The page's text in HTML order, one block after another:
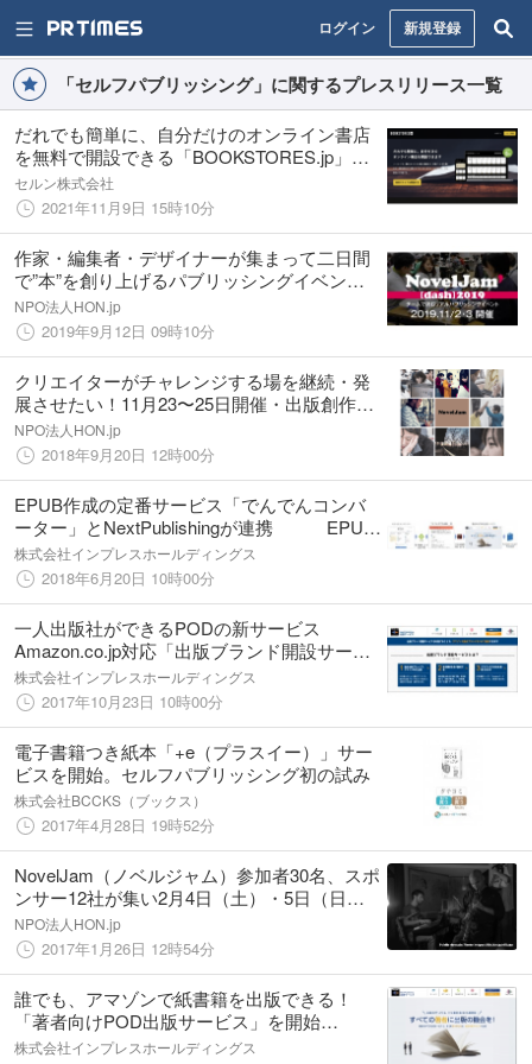
ログイン 新規登録
「セルフパブリッシング」に関するプレスリリース一覧
だれでも簡単に、自分だけのオンライン書店
を無料で開設できる「BOOKSTORES.jp」を
11月9日よりリリース、先行受付開始
セルン株式会社
2021年11月9日 15時10分
作家・編集者・デザイナーが集まって二日間
で”本”を創り上げるパブリッシングイベント
「NovelJam’ [dash] 2019」開催＆クラウドフ
ァンディングスタート！
NPO法人HON.jp
2019年9月12日 09時10分
クリエイターがチャレンジする場を継続・発
展させたい！11月23〜25日開催・出版創作イ
ベント「NovelJam 2018秋」の個人協賛 / 法
人協賛をクラウドファンディングで募集中！
NPO法人HON.jp
2018年9月20日 12時00分
EPUB作成の定番サービス「でんでんコンバ
ーター」とNextPublishingが連携 EPUB
ファイルだけでアマゾンの紙書籍出版ができ
る！「でんでん2POD出版」ベータ公開
株式会社インプレスホールディングス
2018年6月20日 10時00分
一人出版社ができるPODの新サービス
Amazon.co.jp対応「出版ブランド開設サービ
ス」を開始NextPublishingは“未来の出版者”を
支援します
株式会社インプレスホールディングス
2017年10月23日 10時00分
電子書籍つき紙本「+e（プラスイー）」サー
ビスを開始。セルフパブリッシング初の試み
株式会社BCCKS（ブックス）
2017年4月28日 19時52分
NovelJam（ノベルジャム）参加者30名、スポ
ンサー12社が集い2月4日（土）・5日（日）
に開催！取材・見学申し込みを受付中です！
NPO法人HON.jp
2017年1月26日 12時54分
誰でも、アマゾンで紙書籍を出版できる！
「著者向けPOD出版サービス」を開始
NextPublishingを使い、紙書籍のセルフパブリ
株式会社インプレスホールディングス